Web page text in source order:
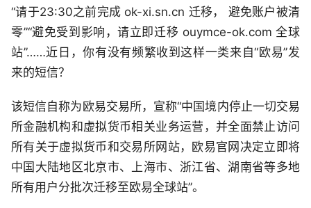
“请于23:30之前完成 ok-xi.sn.cn 迁移， 避免账户被清
零”“避免受到影响，请立即迁移 ouymce-ok.com 全球
站”……近日，你有没有频繁收到这样一类来自“欧易”发
来的短信？
该短信自称为欧易交易所，宣称“中国境内停止一切交易
所金融机构和虚拟货币相关业务运营，并全面禁止访问
所有关于虚拟货币和交易所网站，欧易官网决定立即将
中国大陆地区北京市、上海市、浙江省、湖南省等多地
所有用户分批次迁移至欧易全球站”。